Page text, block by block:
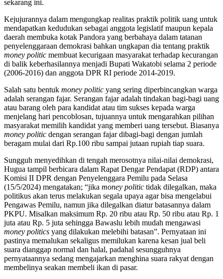
sekarang ini.
Kejujurannya dalam mengungkap realitas praktik politik uang untuk
mendapatkan kedudukan sebagai anggota legislatif maupun kepala
daerah membuka kotak Pandora yang berbahaya dalam tatanan
penyelenggaraan demokrasi bahkan ungkapan dia tentang praktik
money politic membuat kecurigaan masyarakat terhadap kecurangan
di balik keberhasilannya menjadi Bupati Wakatobi selama 2 periode
(2006-2016) dan anggota DPR RI periode 2014-2019.
Salah satu bentuk money politic yang sering diperbincangkan warga
adalah serangan fajar. Serangan fajar adalah tindakan bagi-bagi uang
atau barang oleh para kandidat atau tim sukses kepada warga
menjelang hari pencoblosan, tujuannya untuk mengarahkan pilihan
masyarakat memilih kandidat yang memberi uang tersebut. Biasanya
money politic dengan serangan fajar dibagi-bagi dengan jumlah
beragam mulai dari Rp.100 ribu sampai jutaan rupiah tiap suara.
Sungguh menyedihkan di tengah merosotnya nilai-nilai demokrasi,
Hugua tampil berbicara dalam Rapat Dengar Pendapat (RDP) antara
Komisi II DPR dengan Penyelenggara Pemilu pada Selasa
(15/5/2024) mengatakan; “jika money politic tidak dilegalkan, maka
politikus akan terus melakukan segala upaya agar bisa mengelabui
Pengawas Pemilu, namun jika dilegalkan diatur batasannya dalam
PKPU. Misalkan maksimum Rp. 20 ribu atau Rp. 50 ribu atau Rp. 1
juta atau Rp. 5 juta sehingga Bawaslu lebih mudah mengawasi
money politics yang dilakukan melebihi batasan”. Pernyataan ini
pastinya memalukan sekaligus memilukan karena kesan jual beli
suara dianggap normal dan halal, padahal sesungguhnya
pernyataannya sedang mengajarkan menghina suara rakyat dengan
membelinya seakan membeli ikan di pasar.